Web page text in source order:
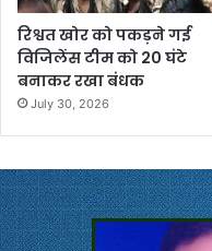
रिश्वत खोर को पकड़ने गई
विजिलेंस टीम को 20 घंटे
बनाकर रखा बंधक
July 30, 2026